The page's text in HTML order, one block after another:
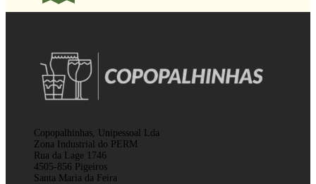
Copopalhinhas, Unipessoal Lda
Zona Industrial do PERM
Rua da Lage 1746
4505-856 Pigeiros
Santa Maria da Feira